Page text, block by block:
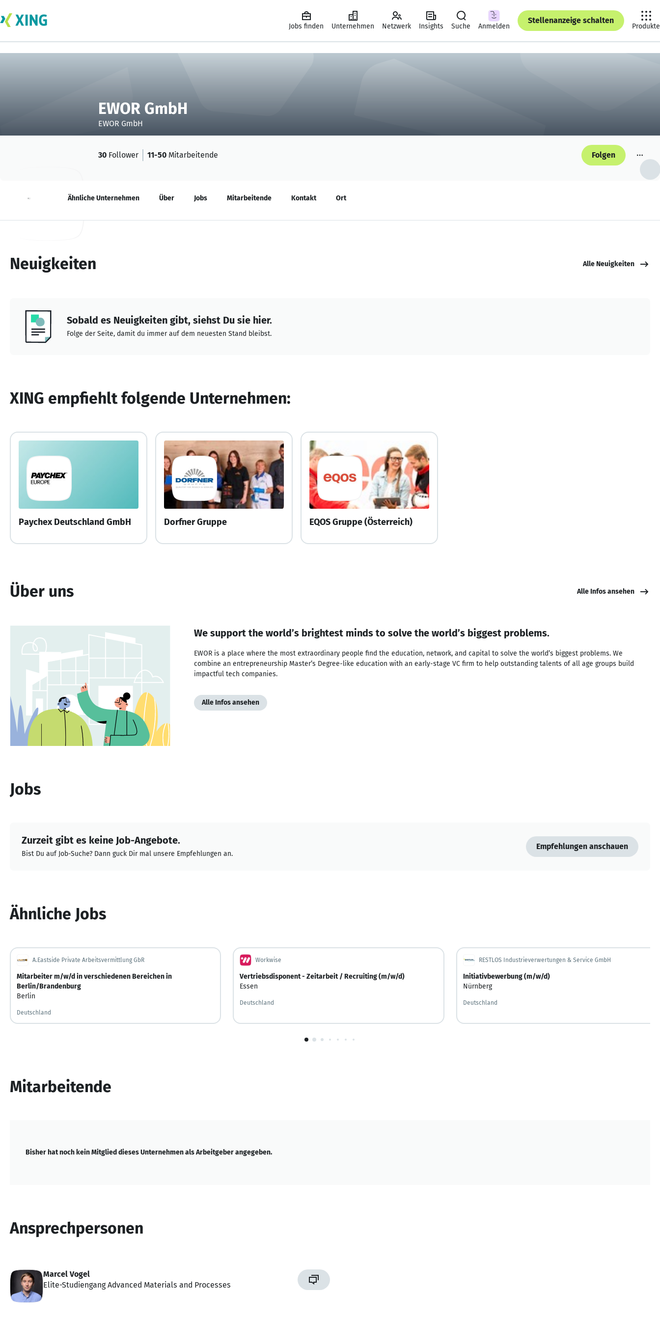
Jobs finden Unternehmen Netzwerk Insights Suche Anmelden
Stellenanzeige schalten
Produkte
EWOR GmbH
EWOR GmbH
30 Follower 11-50 Mitarbeitende Folgen
Neuigkeiten Ähnliche Unternehmen Über Jobs Mitarbeitende Kontakt Ort
Neuigkeiten Alle Neuigkeiten
Sobald es Neuigkeiten gibt, siehst Du sie hier.
Folge der Seite, damit du immer auf dem neuesten Stand bleibst.
XING empfiehlt folgende Unternehmen:
Paychex Deutschland GmbH Dorfner Gruppe EQOS Gruppe (Österreich)
Über uns Alle Infos ansehen
We support the world’s brightest minds to solve the world’s biggest problems.
EWOR is a place where the most extraordinary people find the education, network, and capital to solve the world’s biggest problems. We
combine an entrepreneurship Master’s Degree-like education with an early-stage VC firm to help outstanding talents of all age groups build
impactful tech companies.
Alle Infos ansehen
Jobs
Zurzeit gibt es keine Job-Angebote.
Bist Du auf Job-Suche? Dann guck Dir mal unsere Empfehlungen an.
Empfehlungen anschauen
Ähnliche Jobs
A.Eastside Private Arbeitsvermittlung GbR
Mitarbeiter m/w/d in verschiedenen Bereichen in
Berlin/Brandenburg
Berlin
Deutschland
Workwise
Vertriebsdisponent - Zeitarbeit / Recruiting (m/w/d)
Essen
Deutschland
RESTLOS Industrieverwertungen & Service GmbH
Initiativbewerbung (m/w/d)
Nürnberg
Deutschland
1
Mitarbeitende
Bisher hat noch kein Mitglied dieses Unternehmen als Arbeitgeber angegeben.
Ansprechpersonen
Marcel Vogel
Elite-Studiengang Advanced Materials and Processes